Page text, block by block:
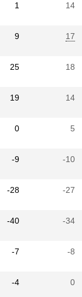
1 14
9 17
25 18
19 14
0 5
-9 -10
-28 -27
-40 -34
-7 -8
-4 0